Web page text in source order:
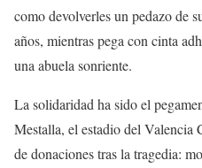
como devolverles un pedazo de
años, mientras pega con cinta
una abuela sonriente.
La solidaridad ha sido el
Mestalla, el estadio del Valencia
de donaciones tras la tragedia: